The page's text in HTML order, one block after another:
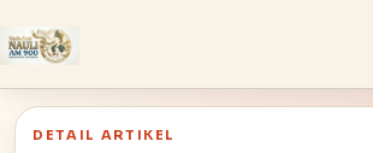
DETAIL ARTIKEL